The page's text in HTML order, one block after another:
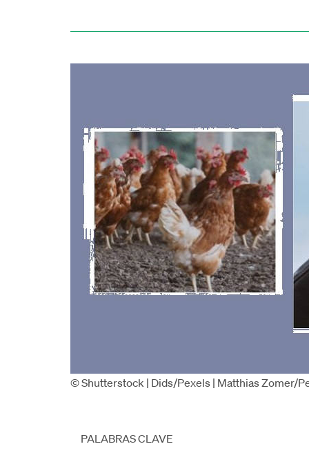
© Shutterstock | Dids/Pexels | Matthias Zomer/
PALABRAS CLAVE